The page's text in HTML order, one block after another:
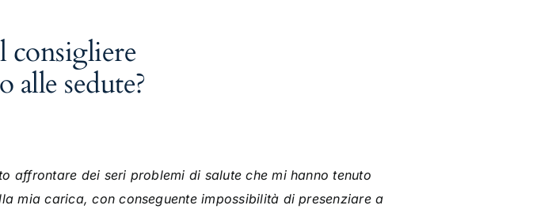
consigliere
alle sedute?
affrontare dei seri problemi di salute che mi hanno tenuto
mia carica,con conseguente impossibilità di presenziare a